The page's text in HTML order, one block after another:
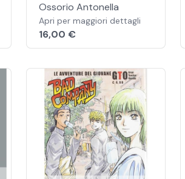
Ossorio Antonella
Apri per maggiori dettagli
16,00 €